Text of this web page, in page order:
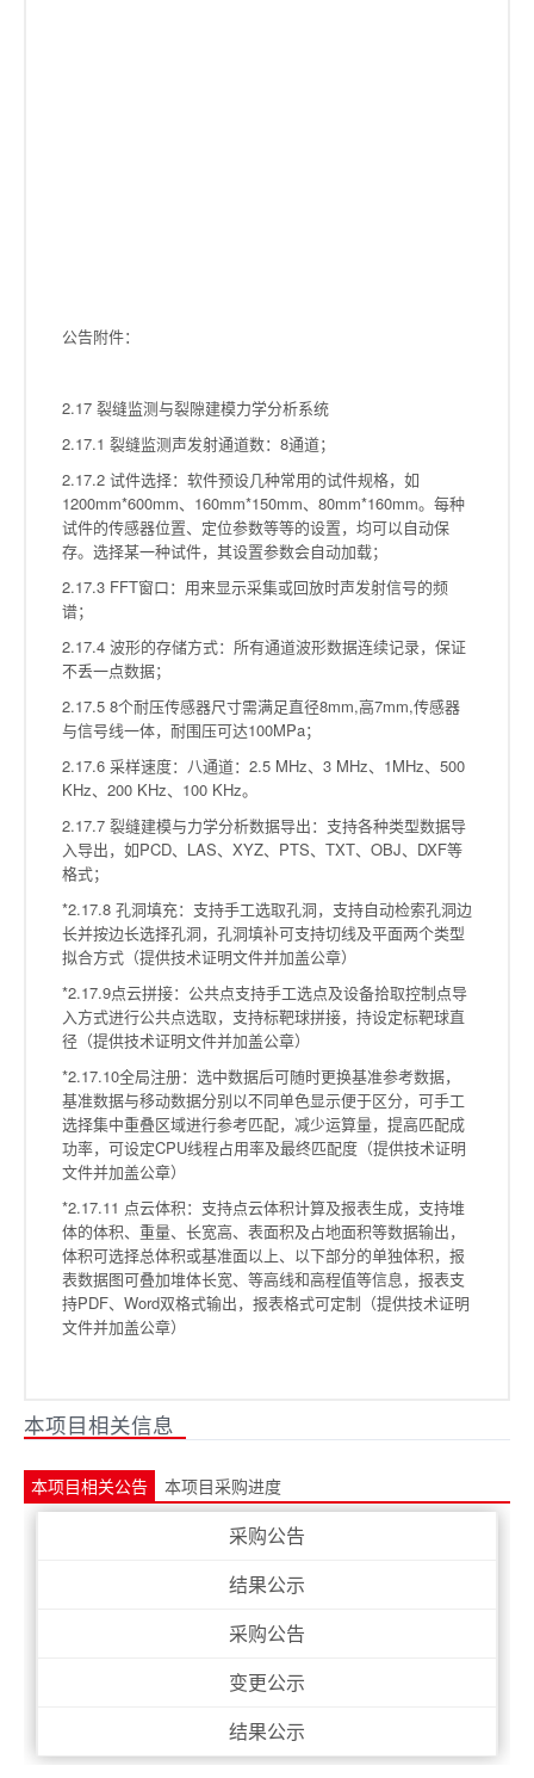
公告附件：
2.17 裂缝监测与裂隙建模力学分析系统
2.17.1 裂缝监测声发射通道数：8通道；
2.17.2 试件选择：软件预设几种常用的试件规格，如
1200mm*600mm、160mm*150mm、80mm*160mm。每种
试件的传感器位置、定位参数等等的设置，均可以自动保
存。选择某一种试件，其设置参数会自动加载；
2.17.3 FFT窗口：用来显示采集或回放时声发射信号的频
谱；
2.17.4 波形的存储方式：所有通道波形数据连续记录，保证
不丢一点数据；
2.17.5 8个耐压传感器尺寸需满足直径8mm,高7mm,传感器
与信号线一体，耐围压可达100MPa；
2.17.6 采样速度：八通道：2.5 MHz、3 MHz、1MHz、500
KHz、200 KHz、100 KHz。
2.17.7 裂缝建模与力学分析数据导出：支持各种类型数据导
入导出，如PCD、LAS、XYZ、PTS、TXT、OBJ、DXF等
格式；
*2.17.8 孔洞填充：支持手工选取孔洞，支持自动检索孔洞边
长并按边长选择孔洞，孔洞填补可支持切线及平面两个类型
拟合方式（提供技术证明文件并加盖公章）
*2.17.9点云拼接：公共点支持手工选点及设备拾取控制点导
入方式进行公共点选取，支持标靶球拼接，持设定标靶球直
径（提供技术证明文件并加盖公章）
*2.17.10全局注册：选中数据后可随时更换基准参考数据，
基准数据与移动数据分别以不同单色显示便于区分，可手工
选择集中重叠区域进行参考匹配，减少运算量，提高匹配成
功率，可设定CPU线程占用率及最终匹配度（提供技术证明
文件并加盖公章）
*2.17.11 点云体积：支持点云体积计算及报表生成，支持堆
体的体积、重量、长宽高、表面积及占地面积等数据输出，
体积可选择总体积或基准面以上、以下部分的单独体积，报
表数据图可叠加堆体长宽、等高线和高程值等信息，报表支
持PDF、Word双格式输出，报表格式可定制（提供技术证明
文件并加盖公章）
本项目相关信息
本项目相关公告 本项目采购进度
采购公告
结果公示
采购公告
变更公示
结果公示